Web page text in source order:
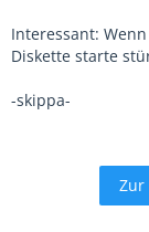
Interessant:
Diskette starte
-skippa-
Zur